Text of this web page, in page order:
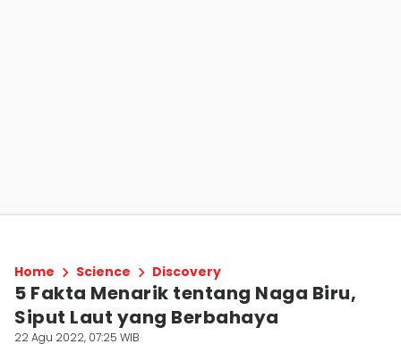
Home Science Discovery
5 Fakta Menarik tentang Naga Biru,
Siput Laut yang Berbahaya
22 Agu 2022, 07:25 WIB